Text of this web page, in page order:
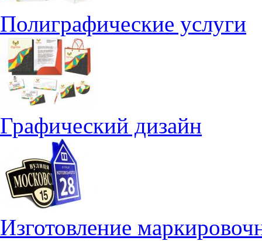
Полиграфические услуги
Графический дизайн
Изготовление